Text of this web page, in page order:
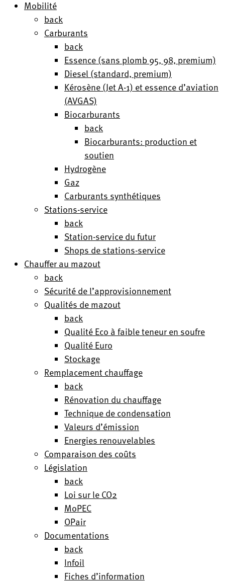
Mobilité
back
Carburants
back
Essence (sans plomb 95, 98, premium)
Diesel (standard, premium)
Kérosène (Jet A-1) et essence d’aviation
(AVGAS)
Biocarburants
back
Biocarburants: production et
soutien
Hydrogène
Gaz
Carburants synthétiques
Stations-service
back
Station-service du futur
Shops de stations-service
Chauffer au mazout
back
Sécurité de l’approvisionnement
Qualités de mazout
back
Qualité Eco à faible teneur en soufre
Qualité Euro
Stockage
Remplacement chauffage
back
Rénovation du chauffage
Technique de condensation
Valeurs d’émission
Energies renouvelables
Comparaison des coûts
Législation
back
Loi sur le CO2
MoPEC
OPair
Documentations
back
Infoil
Fiches d’information